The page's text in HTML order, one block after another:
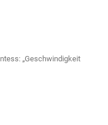
„Geschwindigkeit